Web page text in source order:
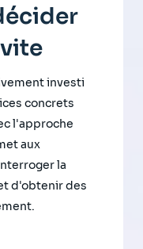
investi
concrets
l'approche
aux
la
d'obtenir des